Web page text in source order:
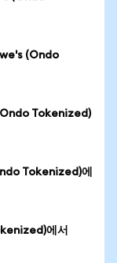
(Ondo
Tokenized)
Tokenized)에
에서